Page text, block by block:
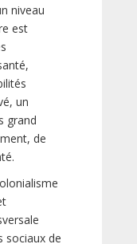
niveau
est
un
grand
de
sociaux de